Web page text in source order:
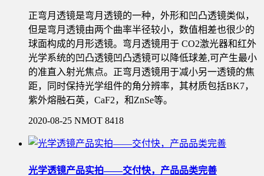
正弯月透镜是弯月透镜的一种，外形和凹凸透镜类似，
但是弯月透镜由两个曲率半径较小，数值相差也很少的
球面构成的月形透镜。弯月透镜用于 CO2激光器​和红外
光学系统的凹凸透镜凹凸透镜可以降低球差,可产生最小
的准直入射光焦点。正弯月透镜用于减小另一透镜的焦
距，同时保持光学组件的角分辨率，其材质包括BK7，
紫外熔融石英，CaF2，和ZnSe等。
2020-08-25 NMOT 8418
光学透镜产品实拍——交付快，产品品类完善